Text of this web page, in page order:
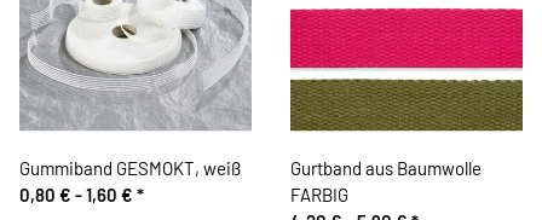
Gummiband GESMOKT, weiß
0,80 € -1,60 € *
Gurtband aus Baumwolle
FARBIG